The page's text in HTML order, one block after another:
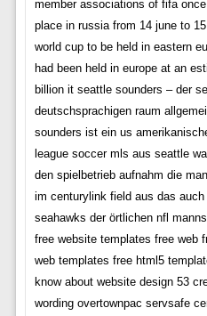
member associations of fifa
place in russia from 14 june to
world cup to be held in eastern
had been held in europe at an
billion it seattle sounders – der
deutschsprachigen raum
sounders ist ein us
league soccer mls aus seattle
den spielbetrieb aufnahm die
im centurylink field aus das
seahawks der örtlichen nfl
free website templates free web
web templates free html5
know about website design 53
wording overtownpac servsafe